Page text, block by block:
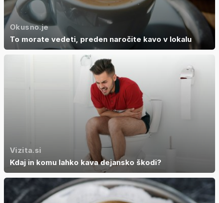
Okusno.je
To morate vedeti, preden naročite kavo v lokalu
Vizita.si
Kdaj in komu lahko kava dejansko škodi?